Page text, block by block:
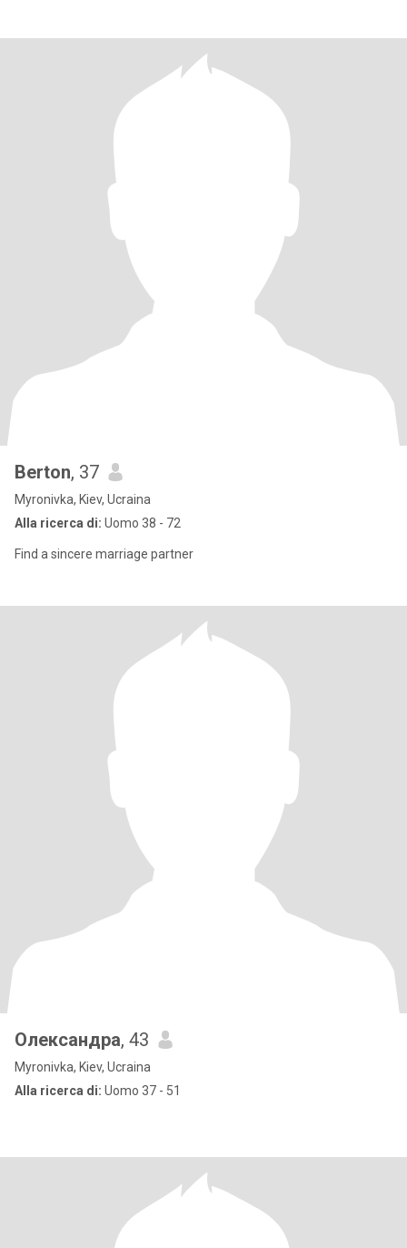
Berton, 37
Myronivka, Kiev, Ucraina
Alla ricerca di: Uomo 38 - 72
Find a sincere marriage partner
Олександра, 43
Myronivka, Kiev, Ucraina
Alla ricerca di: Uomo 37 - 51